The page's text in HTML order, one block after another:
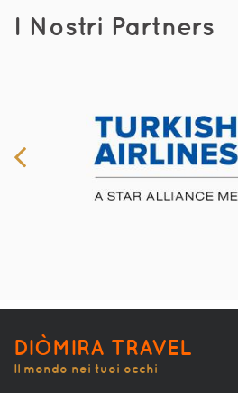
I Nostri Partners
DIÒMIRA TRAVEL
Il mondo nei tuoi occhi